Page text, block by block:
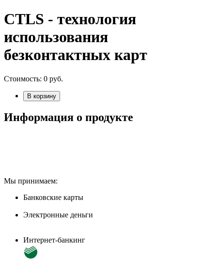
CTLS - технология
использования
безконтактных карт
Стоимость: 0 руб.
В корзину
Информация о продукте
Мы принимаем:
Банковские карты
Электронные деньги
Интернет-банкинг